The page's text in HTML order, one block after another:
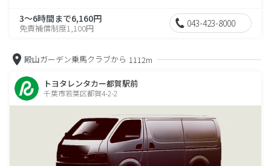
3～6時間まで6,160円
免責補償制度1,100円 043-423-8000
殿山ガーデン乗馬クラブから 1112m
トヨタレンタカー都賀駅前
千葉市若葉区都賀4-2-2